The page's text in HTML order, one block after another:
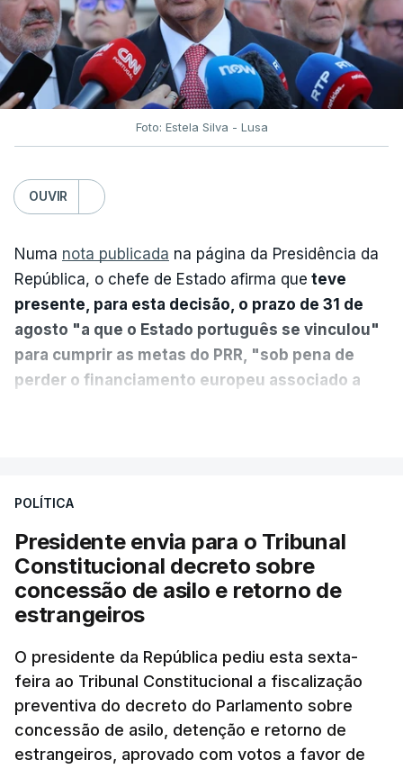
Foto: Estela Silva - Lusa
OUVIR
Numa nota publicada na página da Presidência da
República, o chefe de Estado afirma que teve
presente, para esta decisão, o prazo de 31 de
agosto "a que o Estado português se vinculou"
para cumprir as metas do PRR, "sob pena de
perder o financiamento europeu associado a
sistema mais simples, mais justo e transparente".
"Sempre que seja possível reduzir burocracias,
eliminar sobreposições e garantir que os apoios
chegam a quem mais necessita, estaremos a dar
um passo na direção certa", argumenta o
Presidente da República.
Assegurar que "ninguém é
prejudicado"
POLÍTICA
Presidente envia para o Tribunal
Constitucional decreto sobre
concessão de asilo e retorno de
estrangeiros
O presidente da República pediu esta sexta-
feira ao Tribunal Constitucional a fiscalização
preventiva do decreto do Parlamento sobre
concessão de asilo, detenção e retorno de
estrangeiros, aprovado com votos a favor de